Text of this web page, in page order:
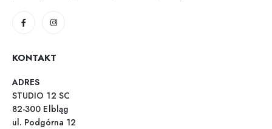
KONTAKT
ADRES
STUDIO 12 SC
82-300 Elbląg
ul. Podgórna 12